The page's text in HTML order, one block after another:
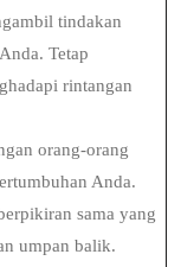
tindakan
Tetap
rintangan
orang-orang
Anda.
sama yang
umpan balik.